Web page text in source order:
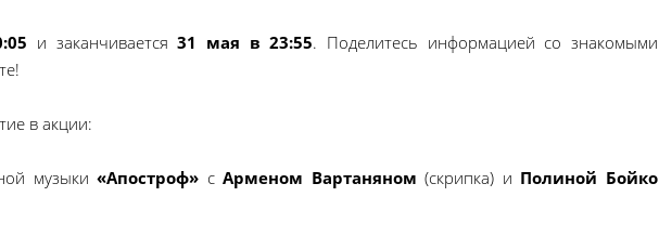
и заканчивается31 мая в 23:55. Поделитесь информацией со знакомыми
в акции:
музыки«Апостроф» сАрменом Вартаняном (скрипка) и Полиной Бойко